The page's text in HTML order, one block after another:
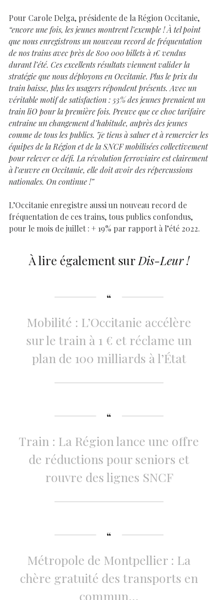
Pour Carole Delga, présidente de la Région Occitanie,
“encore une fois, les jeunes montrent l’exemple ! À tel point
que nous enregistrons un nouveau record de fréquentation
de nos trains avec près de 800 000 billets à 1€ vendus
durant l’été. Ces excellents résultats viennent valider la
stratégie que nous déployons en Occitanie. Plus le prix du
train baisse, plus les usagers répondent présents. Avec un
véritable motif de satisfaction : 53% des jeunes prenaient un
train liO pour la première fois. Preuve que ce choc tarifaire
entraine un changement d’habitude, auprès des jeunes
comme de tous les publics. Je tiens à saluer et à remercier les
équipes de la Région et de la SNCF mobilisées collectivement
pour relever ce défi. La révolution ferroviaire est clairement
à l’œuvre en Occitanie, elle doit avoir des répercussions
nationales. On continue !”
L’Occitanie enregistre aussi un nouveau record de
fréquentation de ces trains, tous publics confondus,
pour le mois de juillet : + 19% par rapport à l’été 2022.
À lire également sur Dis-Leur !
Mobilité : L’Occitanie accélère
sur le train à 1 € et réclame un
plan de 100 milliards à l’État
Train : La Région lance une offre
de réductions pour seniors et
rouvre des lignes SNCF
Métropole de Montpellier : La
chère gratuité des transports en
commun…